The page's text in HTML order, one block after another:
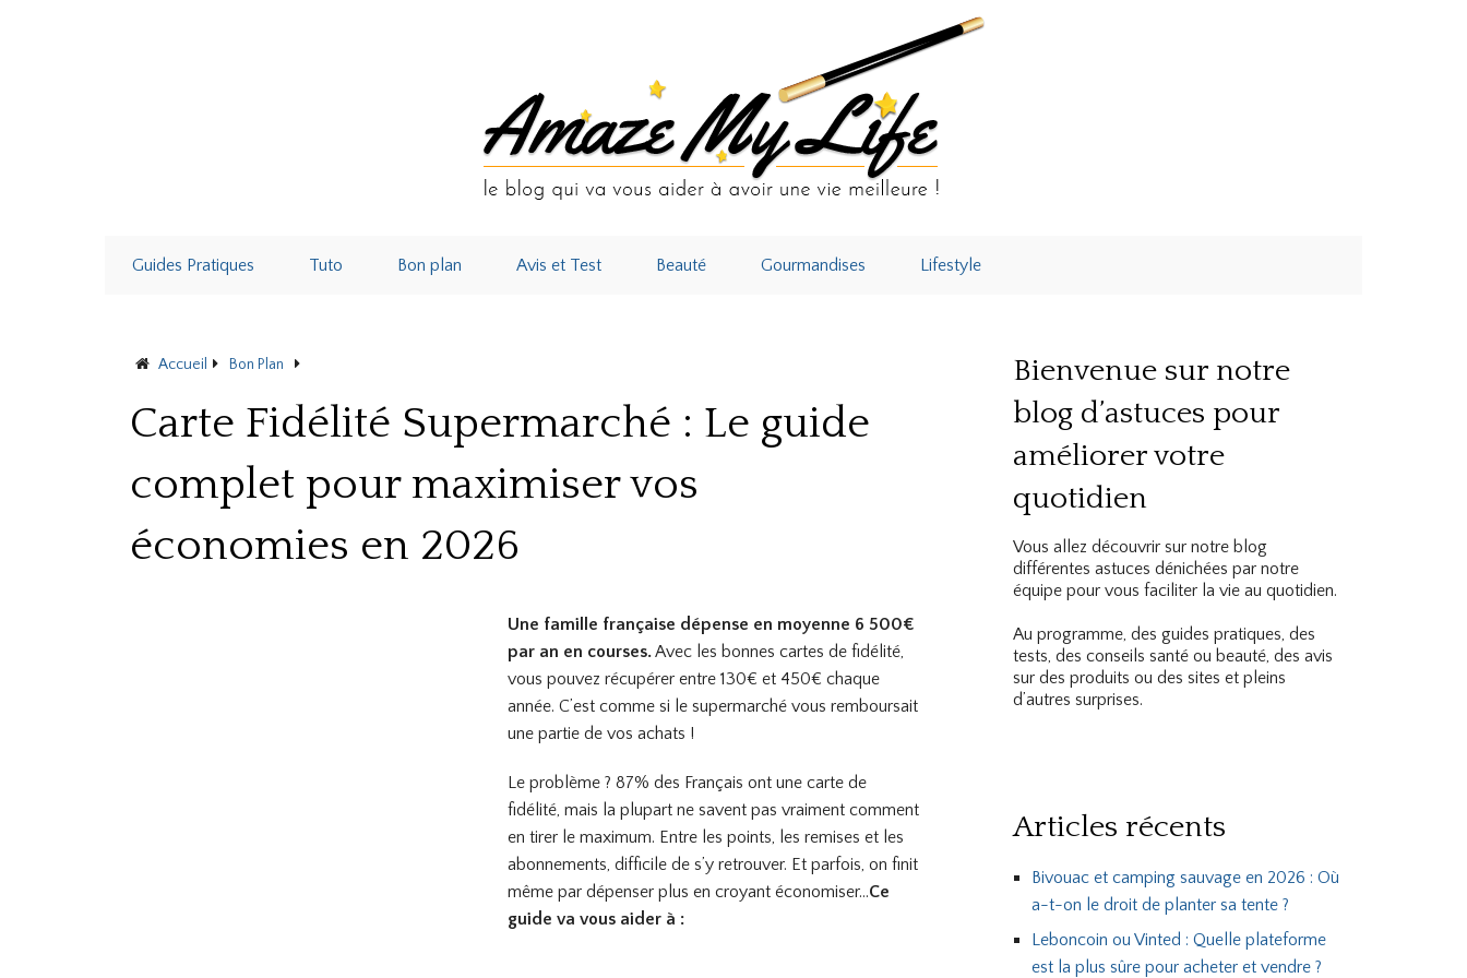
Guides Pratiques Tuto Bon plan Avis et Test Beauté Gourmandises Lifestyle
Accueil Bon Plan
Carte Fidélité Supermarché : Le guide
complet pour maximiser vos
économies en 2026
Une famille française dépense en moyenne 6 500€
par an en courses.Avec les bonnes cartes de fidélité,
vous pouvez récupérer entre 130€ et 450€ chaque
année. C’est comme si le supermarché vous remboursait
une partie de vos achats !
Le problème ? 87% des Français ont une carte de
fidélité, mais la plupart ne savent pas vraiment comment
en tirer le maximum. Entre les points, les remises et les
abonnements, difficile de s’y retrouver. Et parfois, on finit
même par dépenser plus en croyant économiser…Ce
guide va vous aider à :
Bienvenue sur notre
blog d’astuces pour
améliorer votre
quotidien
Vous allez découvrir sur notre blog
différentes astuces dénichées par notre
équipe pour vous faciliter la vie au quotidien.
Au programme, des guides pratiques, des
tests, des conseils santé ou beauté, des avis
sur des produits ou des sites et pleins
d’autres surprises.
Articles récents
Bivouac et camping sauvage en 2026 : Où
a-t-on le droit de planter sa tente ?
Leboncoin ou Vinted : Quelle plateforme
est la plus sûre pour acheter et vendre ?